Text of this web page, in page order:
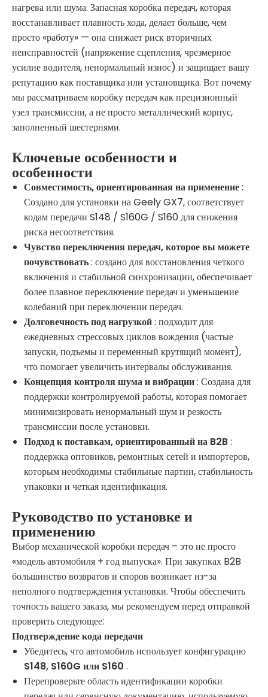
нагрева или шума. Запасная коробка передач, которая
восстанавливает плавность хода, делает больше, чем
просто «работу» — она снижает риск вторичных
неисправностей (напряжение сцепления, чрезмерное
усилие водителя, ненормальный износ) и защищает вашу
репутацию как поставщика или установщика. Вот почему
мы рассматриваем коробку передач как прецизионный
узел трансмиссии, а не просто металлический корпус,
заполненный шестернями.
Ключевые особенности и
особенности
Совместимость, ориентированная на применение:
Создано для установки на Geely GX7, соответствует
кодам передачи S148 / S160G / S160 для снижения
риска несоответствия.
Чувство переключения передач, которое вы можете
почувствовать: создано для восстановления четкого
включения и стабильной синхронизации, обеспечивает
более плавное переключение передач и уменьшение
колебаний при переключении передач.
Долговечность под нагрузкой: подходит для
ежедневных стрессовых циклов вождения (частые
запуски, подъемы и переменный крутящий момент),
что помогает увеличить интервалы обслуживания.
Концепция контроля шума и вибрации: Создана для
поддержки контролируемой работы, которая помогает
минимизировать ненормальный шум и резкость
трансмиссии после установки.
Подход к поставкам, ориентированный на B2B:
поддержка оптовиков, ремонтных сетей и импортеров,
которым необходимы стабильные партии, стабильность
упаковки и четкая идентификация.
Руководство по установке и
применению
Выбор механической коробки передач – это не просто
«модель автомобиля + год выпуска». При закупках B2B
большинство возвратов и споров возникает из-за
неполного подтверждения установки. Чтобы обеспечить
точность вашего заказа, мы рекомендуем перед отправкой
проверить следующее:
Подтверждение кода передачи
Убедитесь, что автомобиль использует конфигурацию
S148, S160G или S160 .
Перепроверьте область идентификации коробки